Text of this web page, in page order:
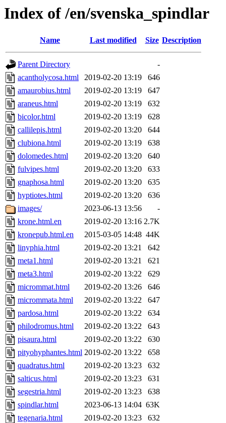
Index of /en/svenska_spindlar
Name Last modified Size Description
Parent Directory
-
acantholycosa.html
2019-02-20 13:19
646
amaurobius.html
2019-02-20 13:19
647
araneus.html
2019-02-20 13:19
632
bicolor.html
2019-02-20 13:19
628
callilepis.html
2019-02-20 13:20
644
clubiona.html
2019-02-20 13:19
638
dolomedes.html
2019-02-20 13:20
640
fulvipes.html
2019-02-20 13:20
633
gnaphosa.html
2019-02-20 13:20
635
hyptiotes.html
2019-02-20 13:20
636
images/
2023-06-13 13:56
-
krone.html.en
2019-02-20 13:16 2.7K
kronepub.html.en
2015-03-05 14:48 44K
linyphia.html
2019-02-20 13:21
642
meta1.html
2019-02-20 13:21
621
meta3.html
2019-02-20 13:22
629
micrommat.html
2019-02-20 13:26
646
micrommata.html
2019-02-20 13:22
647
pardosa.html
2019-02-20 13:22
634
philodromus.html
2019-02-20 13:22
643
pisaura.html
2019-02-20 13:22
630
pityohyphantes.html 2019-02-20 13:22
658
quadratus.html
2019-02-20 13:23
632
salticus.html
2019-02-20 13:23
631
segestria.html
2019-02-20 13:23
638
spindlar.html
2023-06-13 14:04 63K
tegenaria.html
2019-02-20 13:23
632